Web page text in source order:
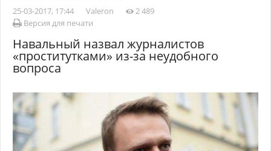
25-03-2017, 17:44 Valeron
2 489
Версия для печати
Навальный назвал журналистов
«проститутками» из-за неудобного
вопроса